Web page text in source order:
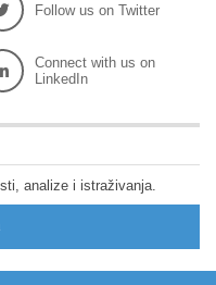
Follow us on Twitter
Connect with us on
LinkedIn
analize i istraživanja.